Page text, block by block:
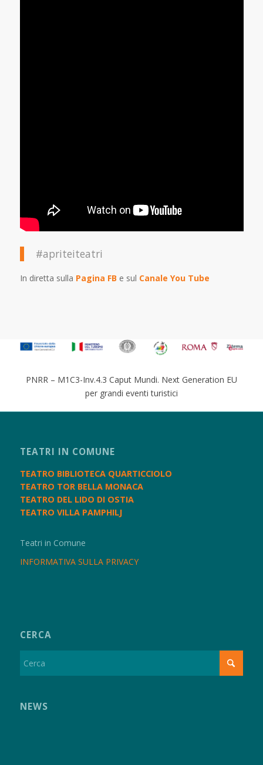
#apriteiteatri
In diretta sulla Pagina FB e sul Canale You Tube
PNRR – M1C3-Inv.4.3 Caput Mundi. Next Generation EU
per grandi eventi turistici
TEATRI IN COMUNE
TEATRO BIBLIOTECA QUARTICCIOLO
TEATRO TOR BELLA MONACA
TEATRO DEL LIDO DI OSTIA
TEATRO VILLA PAMPHILJ
Teatri in Comune
INFORMATIVA SULLA PRIVACY
CERCA
NEWS